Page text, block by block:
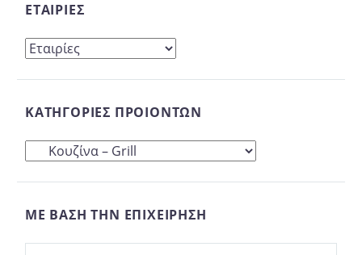
ΕΤΑΙΡΊΕΣ
ΚΑΤΗΓΟΡΊΕΣ ΠΡΟΙΌΝΤΩΝ
ΜΕ ΒΆΣΗ ΤΗΝ ΕΠΙΧΕΊΡΗΣΉ